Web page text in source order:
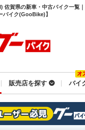
佐賀県の新車・中古バイク一覧
バイク(GooBike)】
販売店を探す バイ